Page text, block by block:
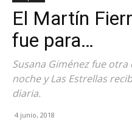
El Martín
fue para…
Susana Giménez fue
noche y Las Estrellas
diaria.
4 junio, 2018